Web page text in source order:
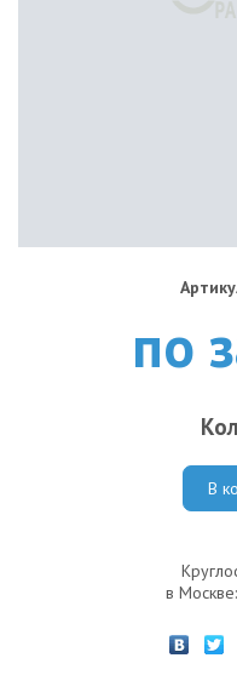
по
В
в Москве: